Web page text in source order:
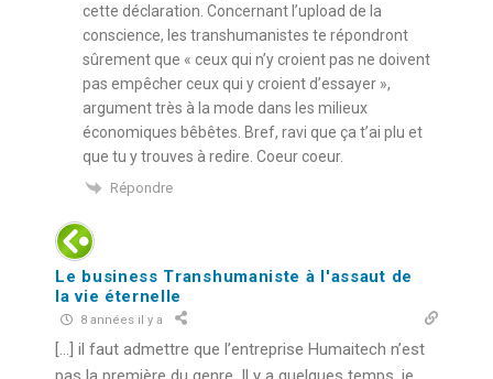
cette déclaration. Concernant l’upload de la
conscience, les transhumanistes te répondront
sûrement que « ceux qui n’y croient pas ne doivent
pas empêcher ceux qui y croient d’essayer »,
argument très à la mode dans les milieux
économiques bêbêtes. Bref, ravi que ça t’ai plu et
que tu y trouves à redire. Coeur coeur.
Répondre
Le business Transhumaniste à l'assaut de
la vie éternelle
8 années il y a
[…] il faut admettre que l’entreprise Humaitech n’est